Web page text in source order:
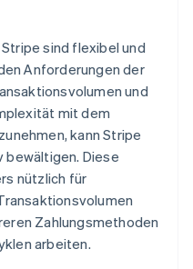
sind flexibel und
Anforderungen der
und
mit dem
kann Stripe
Diese
nützlich für
Zahlungsmethoden
arbeiten.